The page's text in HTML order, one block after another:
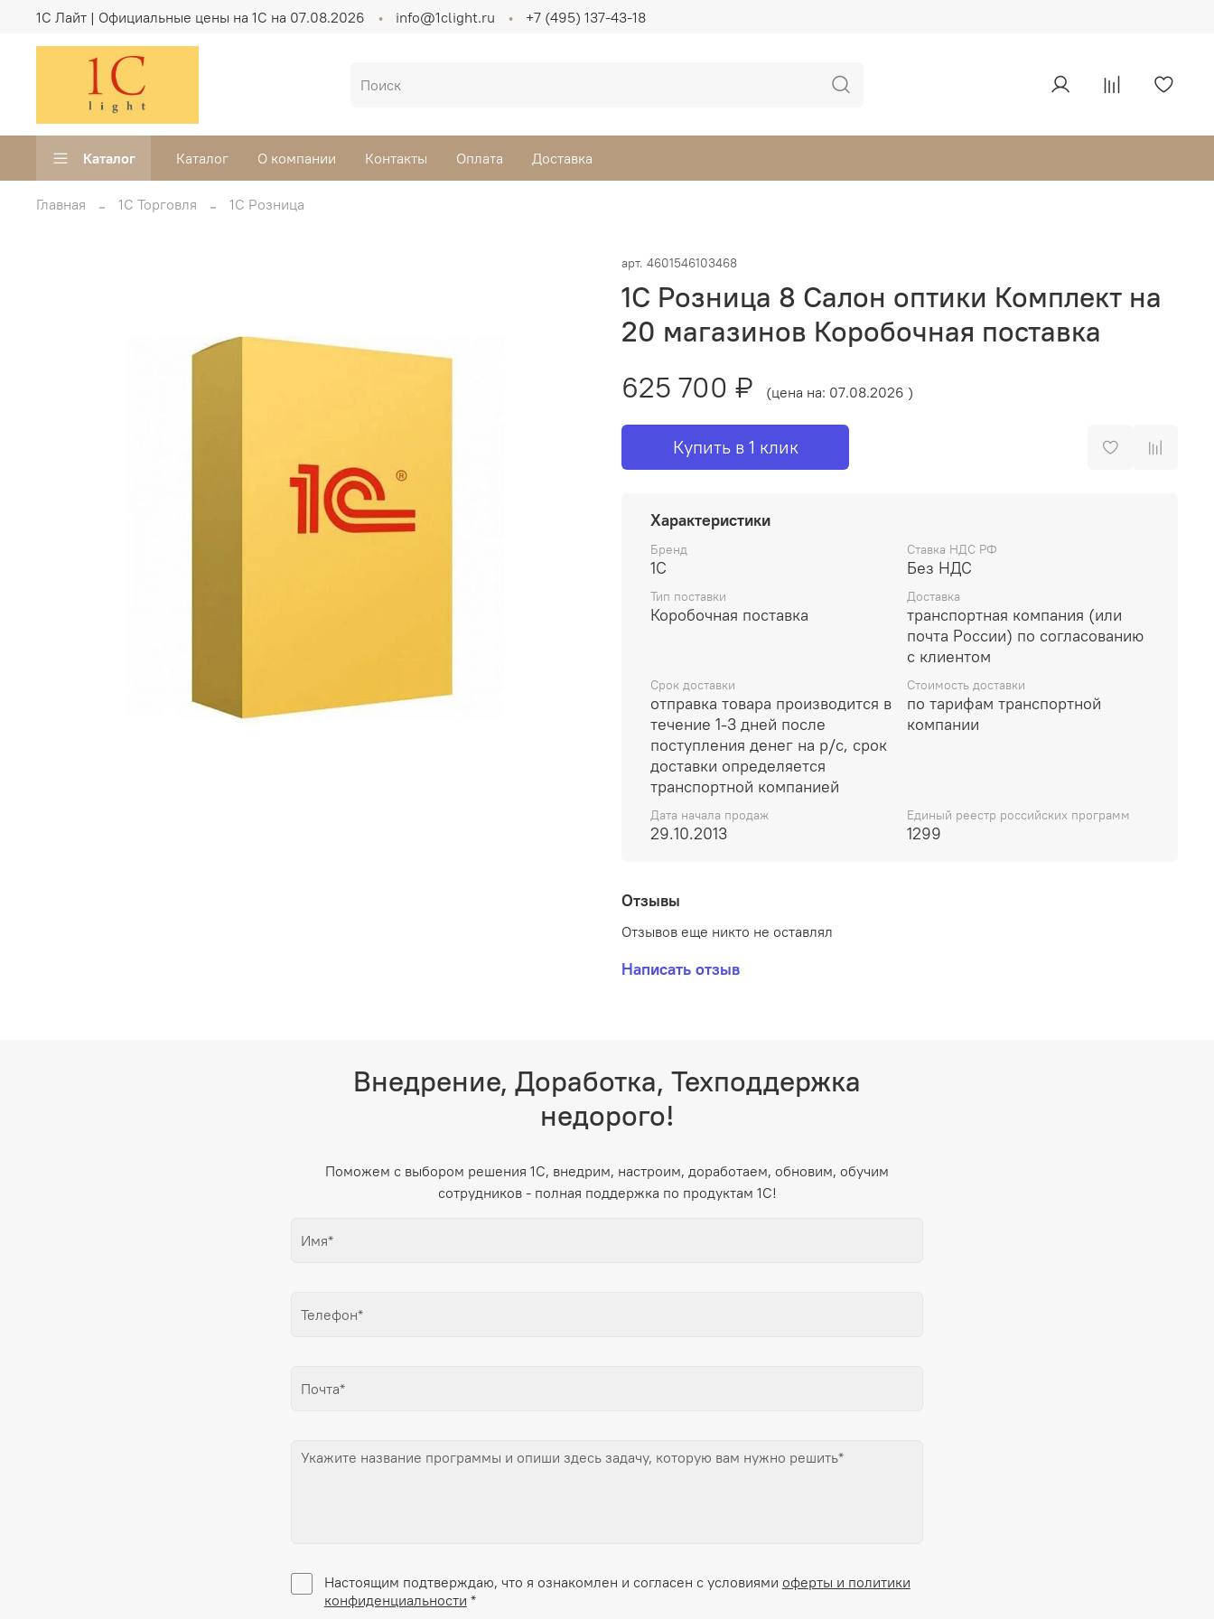
1C Лайт | Официальные цены на 1С на 07.08.2026 info@1clight.ru +7 (495) 137-43-18
Каталог Каталог О компании Контакты Оплата Доставка
Главная 1С Торговля 1С Розница
арт. 4601546103468
1С Розница 8 Салон оптики Комплект на
20 магазинов Коробочная поставка
625 700 ₽
(цена на: 07.08.2026 )
Купить в 1 клик
Характеристики
Бренд
1С
Ставка НДС РФ
Без НДС
Тип поставки
Коробочная поставка
Доставка
транспортная компания (или
почта России) по согласованию
с клиентом
Срок доставки
отправка товара производится в
течение 1-3 дней после
поступления денег на р/с, срок
доставки определяется
транспортной компанией
Стоимость доставки
по тарифам транспортной
компании
Дата начала продаж
29.10.2013
Единый реестр российских программ
1299
Отзывы
Отзывов еще никто не оставлял
Написать отзыв
Внедрение, Доработка, Техподдержка
недорого!
Поможем с выбором решения 1С, внедрим, настроим, доработаем, обновим, обучим
сотрудников - полная поддержка по продуктам 1С!
Настоящим подтверждаю, что я ознакомлен и согласен с условиями оферты и политики
конфиденциальности *